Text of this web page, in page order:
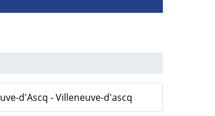
d'Ascq - Villeneuve-d'ascq